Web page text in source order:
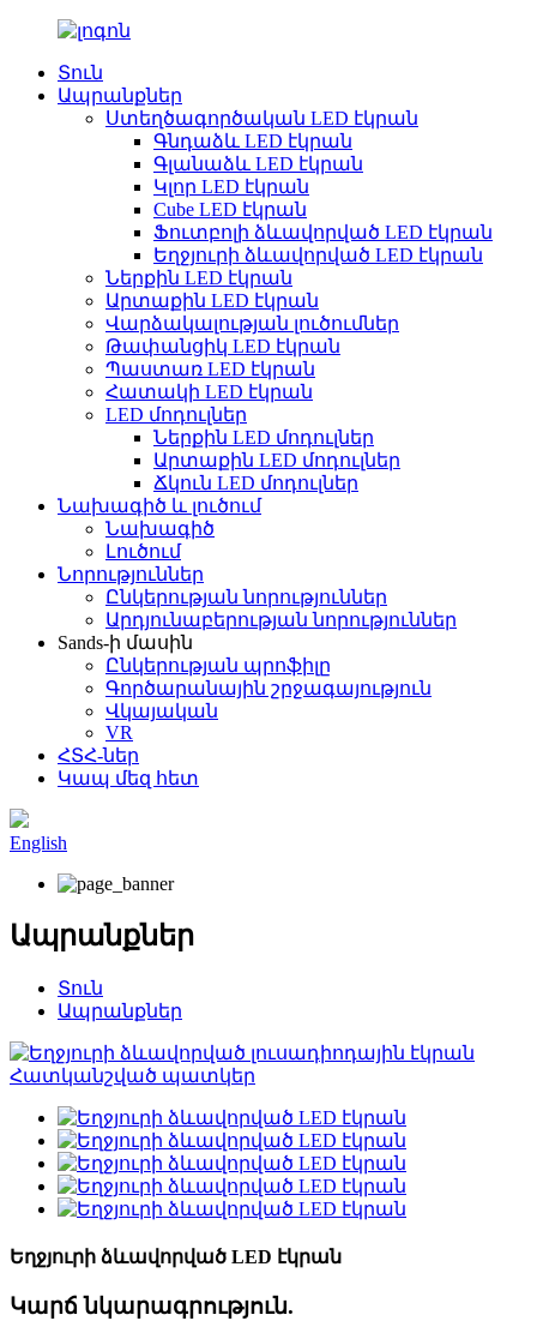
Տուն
Ապրանքներ
Ստեղծագործական LED էկրան
Գնդաձև LED էկրան
Գլանաձև LED էկրան
Կլոր LED էկրան
Cube LED էկրան
Ֆուտբոլի ձևավորված LED էկրան
Եղջյուրի ձևավորված LED էկրան
Ներքին LED էկրան
Արտաքին LED էկրան
Վարձակալության լուծումներ
Թափանցիկ LED էկրան
Պաստառ LED էկրան
Հատակի LED էկրան
LED մոդուլներ
Ներքին LED մոդուլներ
Արտաքին LED մոդուլներ
Ճկուն LED մոդուլներ
Նախագիծ և լուծում
Նախագիծ
Լուծում
Նորություններ
Ընկերության նորություններ
Արդյունաբերության նորություններ
Sands-ի մասին
Ընկերության պրոֆիլը
Գործարանային շրջագայություն
Վկայական
VR
ՀՏՀ-ներ
Կապ մեզ հետ
English
Ապրանքներ
Տուն
Ապրանքներ
Եղջյուրի ձևավորված LED էկրան
Կարճ նկարագրություն.